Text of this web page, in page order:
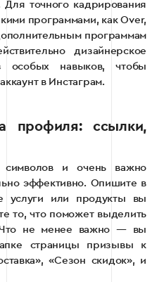
Для точного кадрирования
программами, как Over,
программам
дизайнерское
особых навыков, чтобы
в Инстаграм.
профиля: ссылки,
и очень важно
эффективно. Опишите в
услуги или продукты вы
то, что поможет выделить
Что не менее важно — вы
страницы призывы к
«Сезон скидок», и